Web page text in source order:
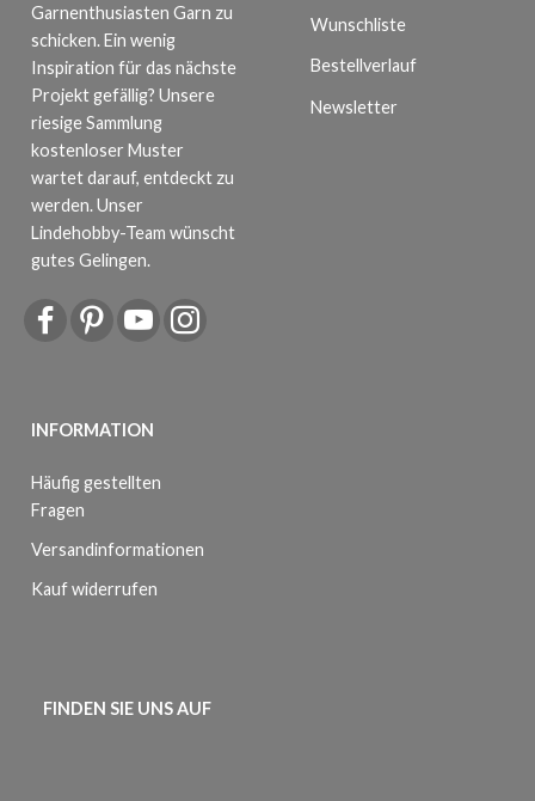
Garnenthusiasten Garn zu
schicken. Ein wenig
Inspiration für das nächste
Projekt gefällig? Unsere
riesige Sammlung
kostenloser Muster
wartet darauf, entdeckt zu
werden. Unser
Lindehobby-Team wünscht
gutes Gelingen.
INFORMATION
Häufig gestellten
Fragen
Versandinformationen
Kauf widerrufen
Wunschliste
Bestellverlauf
Newsletter
FINDEN SIE UNS AUF